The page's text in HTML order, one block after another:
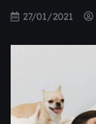
27/01/2021